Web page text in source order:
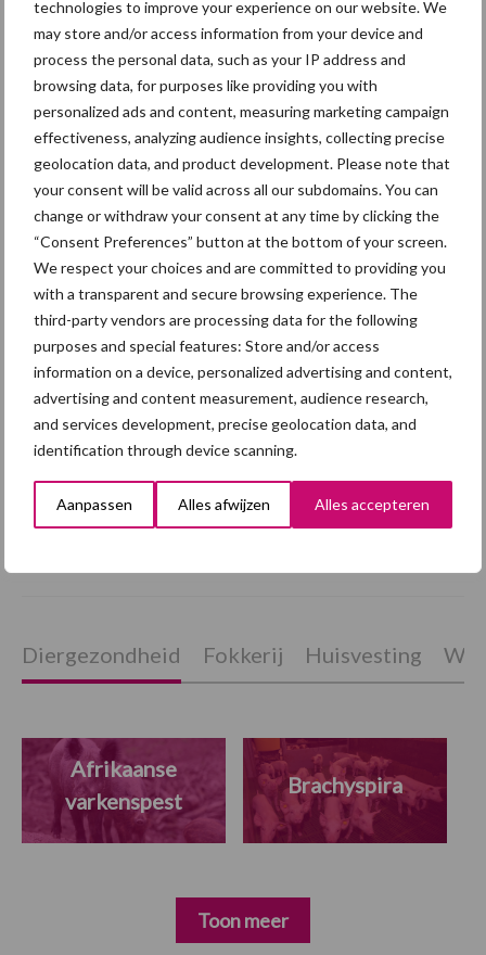
technologies to improve your experience on our website. We
may store and/or access information from your device and
process the personal data, such as your IP address and
browsing data, for purposes like providing you with
personalized ads and content, measuring marketing campaign
effectiveness, analyzing audience insights, collecting precise
geolocation data, and product development. Please note that
your consent will be valid across all our subdomains. You can
change or withdraw your consent at any time by clicking the
“Consent Preferences” button at the bottom of your screen.
We respect your choices and are committed to providing you
with a transparent and secure browsing experience. The
third-party vendors are processing data for the following
purposes and special features: Store and/or access
information on a device, personalized advertising and content,
advertising and content measurement, audience research,
and services development, precise geolocation data, and
identification through device scanning.
Aanpassen Alles afwijzen Alles accepteren
De Minister keurt de tarieven goed en publiceert die in de
Staatscourant.
Bron:Rendac Son
Aanbevolen voor jou!
Britse varkenssector vreest
afzetcrisis in het najaar
Grondstoffenmarkt blijft
grillig: droogte en
geopolitiek houden handel
in de greep
“Vraag naar praktische
hygieneoplossingen is in
Polen groter dan ooit”
Diergezondheid Fokkerij Huisvesting
Afrikaanse
varkenspest
Brachyspira
Toon meer